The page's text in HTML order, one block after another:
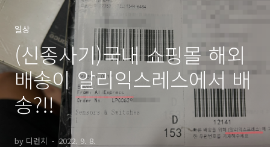
일상
(신종사기)국내 쇼핑몰 해외
배송이 알리익스레스에서 배
송?!!
by 디런치 2022. 9. 8.